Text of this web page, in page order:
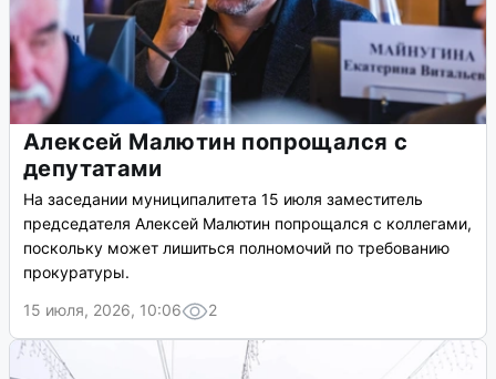
Алексей Малютин попрощался с
депутатами
На заседании муниципалитета 15 июля заместитель
председателя Алексей Малютин попрощался с коллегами,
поскольку может лишиться полномочий по требованию
прокуратуры.
15 июля, 2026, 10:06
2